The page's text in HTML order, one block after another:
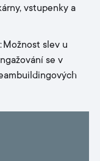
vstupenky a
: Možnost slev u
se v